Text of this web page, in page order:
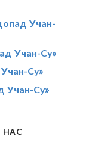
Учан-
Учан-Су»
Су»
Учан-Су»
НАС